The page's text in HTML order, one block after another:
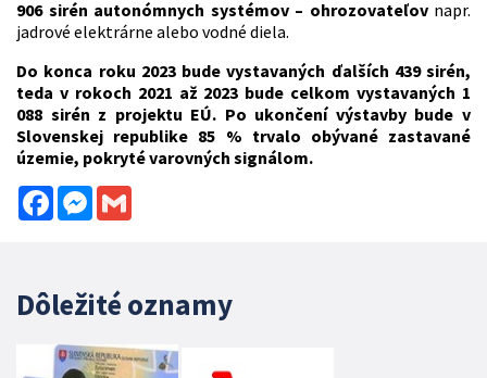
906 sirén autonómnych systémov – ohrozovateľovnapr.
jadrové elektrárne alebo vodné diela.
Do konca roku 2023 bude vystavaných ďalších 439 sirén,
teda v rokoch 2021 až 2023 bude celkom vystavaných 1
088 sirén z projektu EÚ. Po ukončení výstavby bude v
Slovenskej republike 85 % trvalo obývané zastavané
územie, pokryté varovných signálom.
FacebookMessenger
Dôležité oznamy